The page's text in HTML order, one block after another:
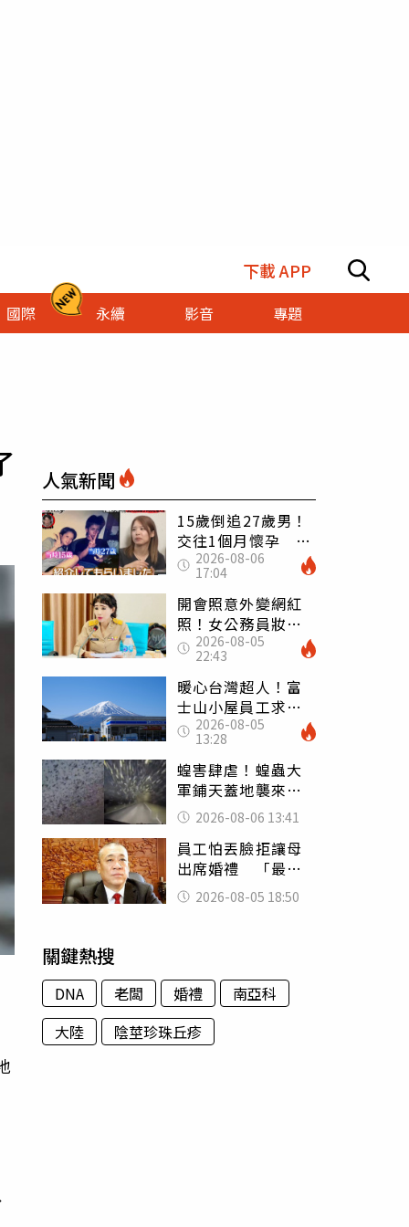
下載 APP
國際 永續 影音 專題
人氣新聞
15歲倒追27歲男！
交往1個月懷孕 36
歲當阿嬤故事曝光
2026-08-06
17:04
開會照意外變網紅
照！女公務員妝容
掀2千則留言 本人
怒嗆：化妝有錯嗎
2026-08-05
22:43
暖心台灣超人！富
士山小屋員工求助
「想活下去」 山
友狂背物資上山：
台灣真的是寶島
2026-08-05
13:28
蝗害肆虐！蝗蟲大
軍鋪天蓋地襲來宛
如末日 網驚：聖
經十災
2026-08-06 13:41
員工怕丟臉拒讓母
出席婚禮 「最愛
發錢老闆」震怒開
除：我看不起你
2026-08-05 18:50
關鍵熱搜
DNA 老闆 婚禮
南亞科
大陸
陰莖珍珠丘疹